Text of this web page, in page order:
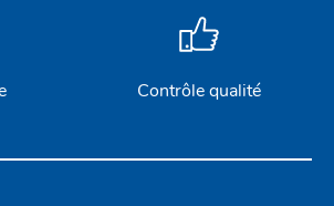
Contrôle qualité